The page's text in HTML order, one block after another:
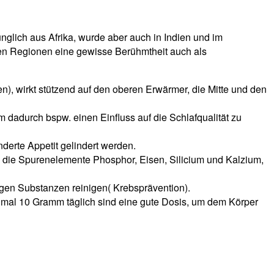
aus Afrika, wurde aber auch in Indien und im
Regionen eine gewisse Berühmtheit auch als
wirkt stützend auf den oberen Erwärmer, die Mitte und den
bspw. einen Einfluss auf die Schlafqualität zu
Appetit gelindert werden.
Spurenelemente Phosphor, Eisen, Silicium und Kalzium,
Substanzen reinigen( Krebsprävention).
10 Gramm täglich sind eine gute Dosis, um dem Körper